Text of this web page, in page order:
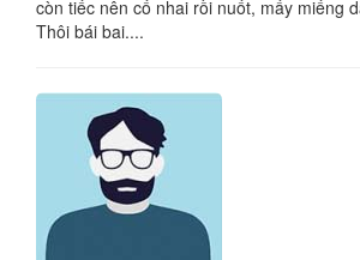
còn tiếc nên cố nhai rồi nuốt, mấy miếng
Thôi bái bai....